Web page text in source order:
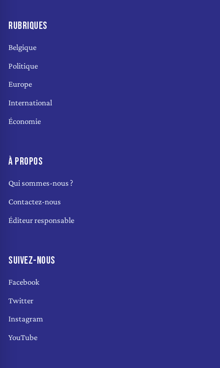
RUBRIQUES
Belgique
Politique
Europe
International
Économie
À PROPOS
Qui sommes-nous ?
Contactez-nous
Éditeur responsable
SUIVEZ-NOUS
Facebook
Twitter
Instagram
YouTube